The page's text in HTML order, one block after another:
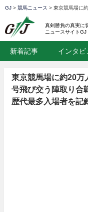
GJ > 競馬ニュース > 東京競馬場に
真剣勝負の真実に
ニュースサイトGJ
新着記事 インタビ
東京競馬場に約20万
号飛び交う陣取り合
歴代最多入場者を記